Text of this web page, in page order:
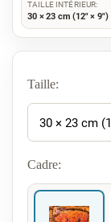
TAILLE INTÉRIEUR:
30 × 23 cm (12" × 9")
Taille:
30 × 23 cm
Cadre: